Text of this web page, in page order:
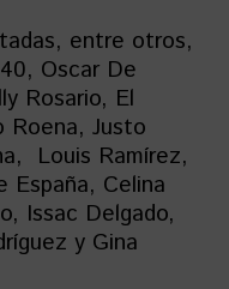
entre otros,
Oscar De
Rosario, El
Roena, Justo
Louis Ramírez,
España, Celina
Issac Delgado,
y Gina